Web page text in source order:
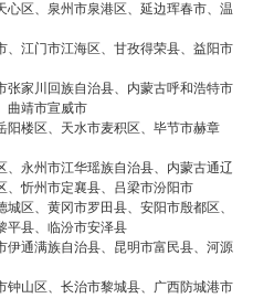
心区、泉州市泉港区、延边珲春市、温
、江门市江海区、甘孜得荣县、益阳市
张家川回族自治县、内蒙古呼和浩特市
曲靖市宣威市
阳楼区、天水市麦积区、毕节市赫章
永州市江华瑶族自治县、内蒙古通辽
、忻州市定襄县、吕梁市汾阳市
区、黄冈市罗田县、安阳市殷都区、
平县、临汾市安泽县
伊通满族自治县、昆明市富民县、河源
钟山区、长治市黎城县、广西防城港市